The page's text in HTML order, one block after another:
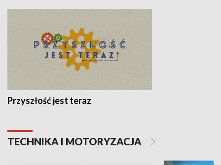
Przyszłość jest teraz
TECHNIKA I MOTORYZACJA